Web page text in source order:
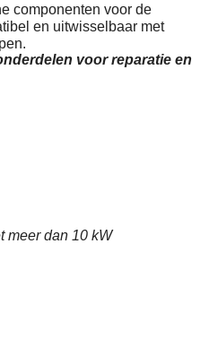
componenten voor de
en uitwisselbaar met
voor reparatie en
meer dan 10 kW